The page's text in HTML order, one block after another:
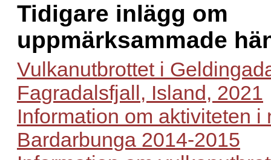
Tidigare inlägg om
uppmärksammade
Vulkanutbrottet i
Fagradalsfjall, Island, 2021
Information om aktiviteten i
Bardarbunga 2014-2015